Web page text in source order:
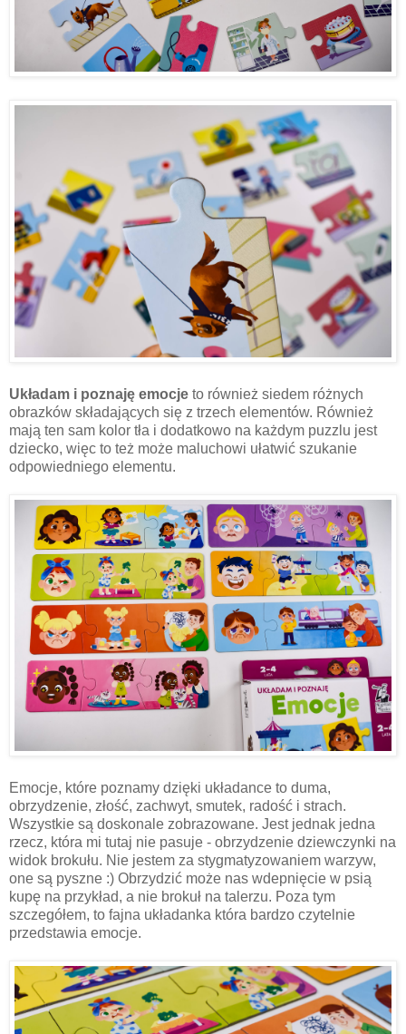
Układam i poznaję emocje to również siedem różnych
obrazków składających się z trzech elementów. Również
mają ten sam kolor tła i dodatkowo na każdym puzzlu jest
dziecko, więc to też może maluchowi ułatwić szukanie
odpowiedniego elementu.
Emocje, które poznamy dzięki układance to duma,
obrzydzenie, złość, zachwyt, smutek, radość i strach.
Wszystkie są doskonale zobrazowane. Jest jednak jedna
rzecz, która mi tutaj nie pasuje - obrzydzenie dziewczynki na
widok brokułu. Nie jestem za stygmatyzowaniem warzyw,
one są pyszne :) Obrzydzić może nas wdepnięcie w psią
kupę na przykład, a nie brokuł na talerzu. Poza tym
szczegółem, to fajna układanka która bardzo czytelnie
przedstawia emocje.